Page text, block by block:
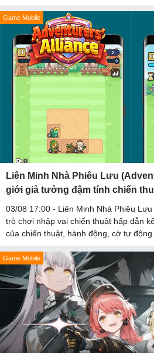
Game Mobile
Liên Minh Nhà Phiêu Lưu
giới giả tưởng đậm tính chiến
03/08 17:00 - Liên Minh Nhà Phiêu
trò chơi nhập vai chiến thuật hấp dẫn
của chiến thuật, hành động, cờ tự động...
Game Mobile